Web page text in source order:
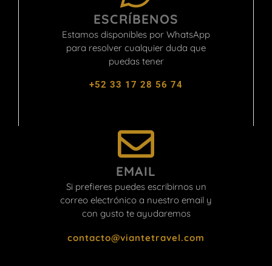
ESCRÍBENOS
Estamos disponibles por WhatsApp
para resolver cualquier duda que
puedas tener
+52 33 17 28 56 74
EMAIL
Si prefieres puedes escribirnos un
correo electrónico a nuestro email y
con gusto te ayudaremos
contacto@viantetravel.com